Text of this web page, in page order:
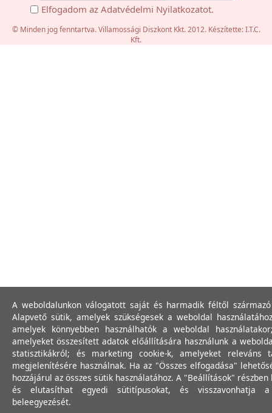
Elfogadom az Adatvédelmi Nyilatkozatot.
© Minden jog fenntartva. Villamossági Diszkont Kkt. 2012. Készítette:I.T.C.
Kft.
A weboldalunkon válogatott saját és harmadik féltől
Alapvető sütik, amelyek szükségesek a weboldal
amelyek könnyebben használhatók a weboldal
amelyeket összesített adatok előállítására használunk a
statisztikákról; és marketing cookie-k, amelyeket releváns
megjelenítésére használnak. Ha az "Összes elfogadása"
hozzájárul az összes sütik használatához. A "Beállítások"
és elutasíthat egyedi sütitípusokat, és visszavonhatja
beleegyezését.